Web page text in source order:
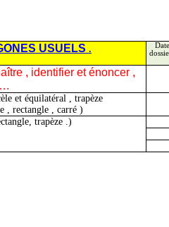
USUELS .
, identifier et énoncer ,
et équilatéral , trapèze
, rectangle , carré )
trapèze .)